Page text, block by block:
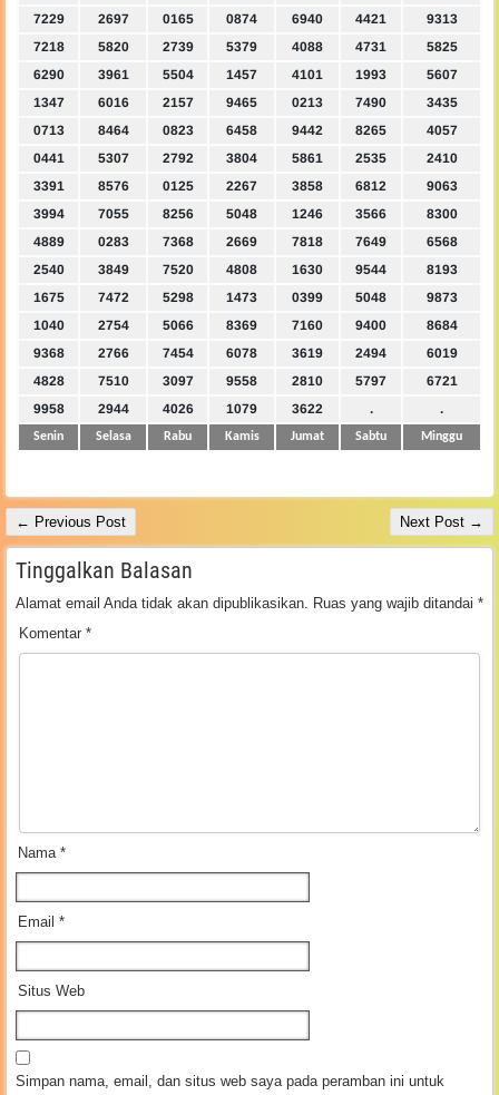
7229
2697 0165 0874 6940 4421
9313
7218
5820 2739 5379 4088 4731
5825
6290
3961 5504 1457 4101 1993
5607
1347
6016 2157 9465 0213 7490
3435
0713
8464 0823 6458 9442 8265
4057
0441
5307 2792 3804 5861 2535
2410
3391
8576 0125 2267 3858 6812
9063
3994
7055 8256 5048 1246 3566
8300
4889
0283 7368 2669 7818 7649
6568
2540
3849 7520 4808 1630 9544
8193
1675
7472 5298 1473 0399 5048
9873
1040
2754 5066 8369 7160 9400
8684
9368
2766 7454 6078 3619 2494
6019
4828
7510 3097 9558 2810 5797
6721
9958
2944 4026 1079 3622 . .
Senin Selasa Rabu Kamis Jumat Sabtu Minggu
← Previous Post Next Post →
Tinggalkan Balasan
Alamat email Anda tidak akan dipublikasikan. Ruas yang wajib ditandai *
Komentar *
Nama *
Email *
Situs Web
Simpan nama, email, dan situs web saya pada peramban ini untuk